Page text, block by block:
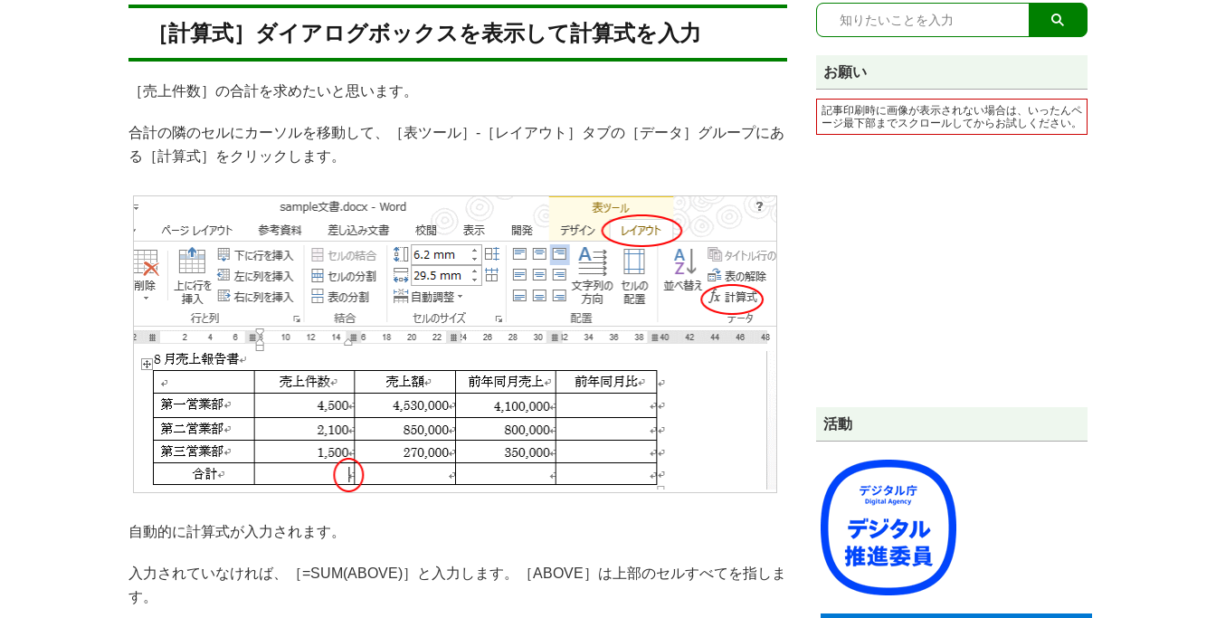
［計算式］ダイアログボックスを表示して計算式を入力
［売上件数］の合計を求めたいと思います。
合計の隣のセルにカーソルを移動して、［表ツール］-［レイアウト］タブの［データ］グループにあ
る［計算式］をクリックします。
自動的に計算式が入力されます。
入力されていなければ、［=SUM(ABOVE)］と入力します。［ABOVE］は上部のセルすべてを指しま
す。
お願い
記事印刷時に画像が表示されない場合は、いったんペ
ージ最下部までスクロールしてからお試しください。
活動